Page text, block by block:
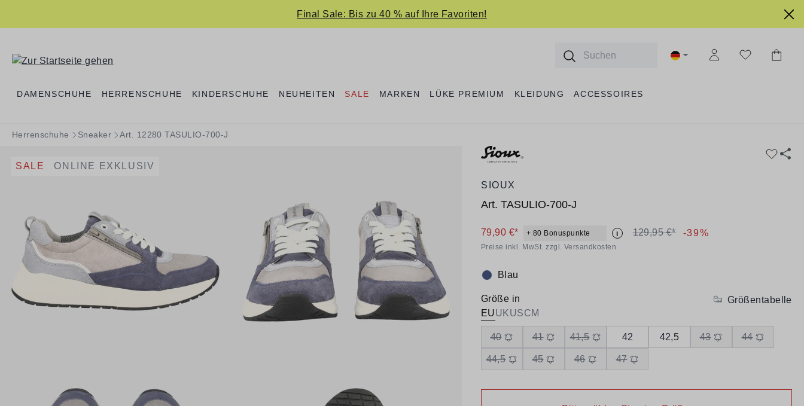
Final Sale: Bis zu 40 % auf Ihre Favoriten!
DAMENSCHUHE HERRENSCHUHE KINDERSCHUHE NEUHEITEN SALE MARKEN LÜKE PREMIUM KLEIDUNG ACCESSOIRES
Herrenschuhe Sneaker Art. 12280 TASULIO-700-J
SALE
ONLINE EXKLUSIV
SIOUX
Art. TASULIO-700-J
79,90 €* + 80 Bonuspunkte i 129,95 €* -39%
Preise inkl. MwSt. zzgl. Versandkosten
Farbe:
Blau
Größe in
EUUKUSCM
Größentabelle
40 41 41,5 42 42,5 43 44
44,5 45 46 47